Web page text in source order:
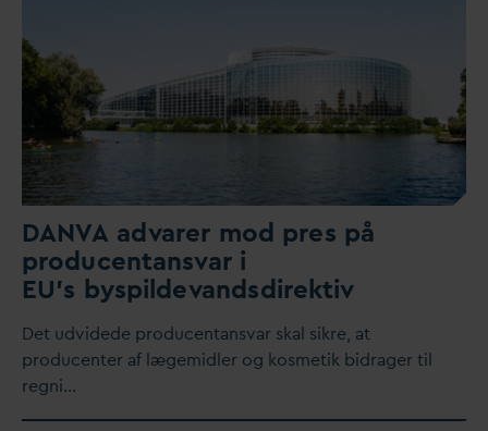
DANVA advarer mod pres på
producentansvar i
EU’s byspildevandsdirektiv
Det udvidede producentansvar skal sikre, at
producenter af lægemidler og kosmetik bidrager til
regni…